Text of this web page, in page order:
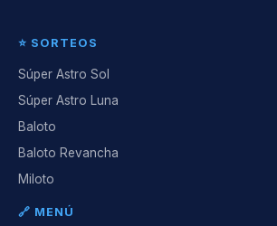
⭐ SORTEOS
Súper Astro Sol
Súper Astro Luna
Baloto
Baloto Revancha
Miloto
🔗 MENÚ